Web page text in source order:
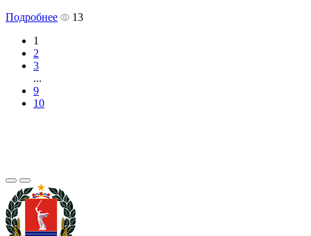
Подробнее
13
1
2
3
...
9
10